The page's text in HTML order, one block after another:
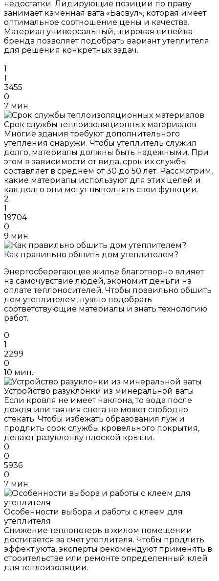
недостатки. Лидирующие позиции по праву
занимает каменная вата «Басвул», которая имеет
оптимальное соотношение цены и качества.
Материал универсальный, широкая линейка
бренда позволяет подобрать вариант утеплителя
для решения конкретных задач.
1
1
3455
0
7 мин.
Срок службы теплоизоляционных материалов
Многие здания требуют дополнительного
утепления снаружи. Чтобы утеплитель служил
долго, материалы должны быть надежными. При
этом в зависимости от вида, срок их службы
составляет в среднем от 30 до 50 лет. Рассмотрим,
какие материалы используют для этих целей и
как долго они могут выполнять свои функции.
2
1
19704
0
9 мин.
Как правильно обшить дом утеплителем?
Энергосберегающее жилье благотворно влияет
на самочувствие людей, экономит деньги на
оплате теплоносителей. Чтобы правильно обшить
дом утеплителем, нужно подобрать
соответствующие материалы и знать технологию
работ.
0
1
2299
0
10 мин.
Устройство разуклонки из минеральной ваты
Если кровля не имеет наклона, то вода после
дождя или таяния снега не может свободно
стекать. Чтобы избежать образования луж и
продлить срок службы кровельного покрытия,
делают разуклонку плоской крыши.
0
0
5936
0
7 мин.
Особенности выбора и работы с клеем для
утеплителя
Снижение теплопотерь в жилом помещении
достигается за счет утеплителя. Чтобы продлить
эффект уюта, эксперты рекомендуют применять в
строительстве или ремонте определенный клей
для теплоизоляции.